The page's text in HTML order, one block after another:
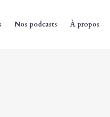
Nos podcasts À propos